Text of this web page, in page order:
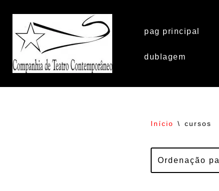
Pular
para
conteúdo
pag principal
dublagem
Início \ cursos